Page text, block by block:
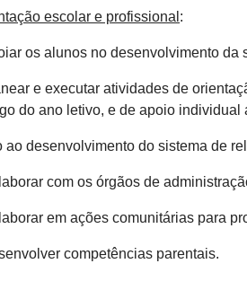
escolar e profissional :
os alunos no desenvolvimento da
e executar atividades de
do ano letivo, e de apoio
ao desenvolvimento do sistema de
com os órgãos de
em ações comunitárias para
competências parentais.